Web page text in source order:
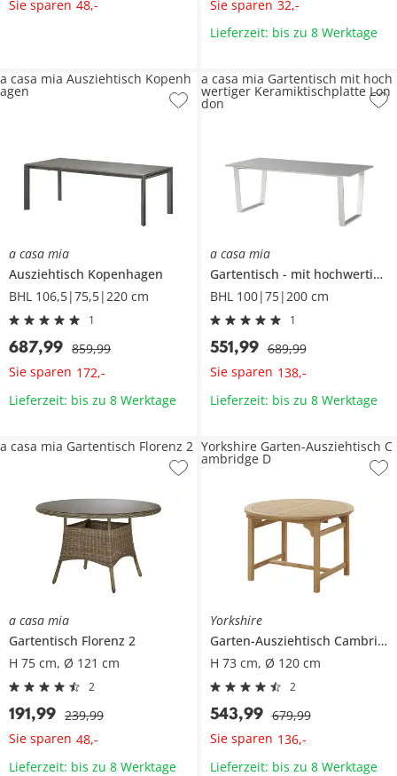
Sie sparen 48,- Sie sparen 32,-
Lieferzeit: bis zu 8 Werktage
a casa mia
Ausziehtisch Kopenhagen
BHL 106,5|75,5|220 cm
1
687,99 859,99
Sie sparen 172,-
a casa mia Ausziehtisch Kopenh
agen
Lieferzeit: bis zu 8 Werktage
a casa mia
Gartentisch
mit hochwertiger Keramiktischplatte
BHL 100|75|200 cm
1
551,99 689,99
Sie sparen 138,-
a casa mia Gartentisch mit hoch
wertiger Keramiktischplatte Lon
don
Lieferzeit: bis zu 8 Werktage
a casa mia
Gartentisch Florenz 2
H 75 cm, Ø 121 cm
2
191,99 239,99
Sie sparen 48,-
a casa mia Gartentisch Florenz 2
Lieferzeit: bis zu 8 Werktage
Yorkshire
Garten-Ausziehtisch Cambridge D
H 73 cm, Ø 120 cm
2
543,99 679,99
Sie sparen 136,-
Yorkshire Garten-Ausziehtisch C
ambridge D
Lieferzeit: bis zu 8 Werktage